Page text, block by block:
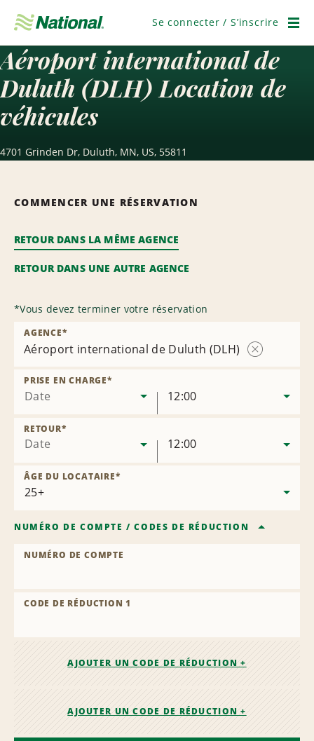
navigation
Se connecter / S’inscrire
Aéroport international de
Duluth (DLH) Location de
véhicules
4701 Grinden Dr, Duluth, MN, US, 55811
COMMENCER UNE RÉSERVATION
RETOUR DANS LA MÊME AGENCE
RETOUR DANS UNE AUTRE AGENCE
*Vous devez terminer votre réservation
Aéroport international de Duluth (DLH)
AGENCE*
Date
PRISE EN CHARGE*
12:00
Date
RETOUR*
12:00
ÂGE DU LOCATAIRE*
NUMÉRO DE COMPTE /CODES DE RÉDUCTION
NUMÉRO DE COMPTE
CODE DE RÉDUCTION 1
AJOUTER UN CODE DE RÉDUCTION +
AJOUTER UN CODE DE RÉDUCTION +